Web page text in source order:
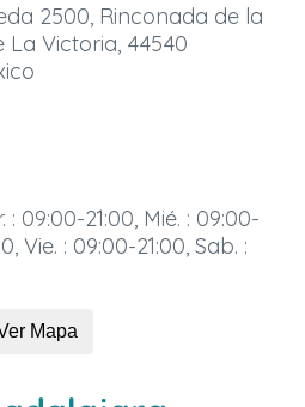
2500, Rinconada de la
La Victoria, 44540
: 09:00-21:00, Mié. : 09:00-
Vie. : 09:00-21:00, Sab. :
Mapa